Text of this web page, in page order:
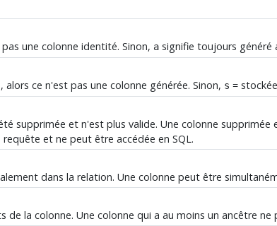
une colonne identité. Sinon, a signifie toujours généré
alors ce n'est pas une colonne générée. Sinon, s =
supprimée et n'est plus valide. Une colonne
et ne peut être accédée en SQL.
dans la relation. Une colonne peut être
de la colonne. Une colonne qui a au moins un ancêtre